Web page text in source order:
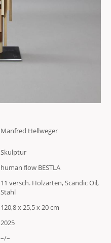
Manfred Hellweger
Skulptur
human flow BESTLA
11 versch. Holzarten, Scandic Oil,
Stahl
120,8 x 25,5 x 20 cm
2025
–/–